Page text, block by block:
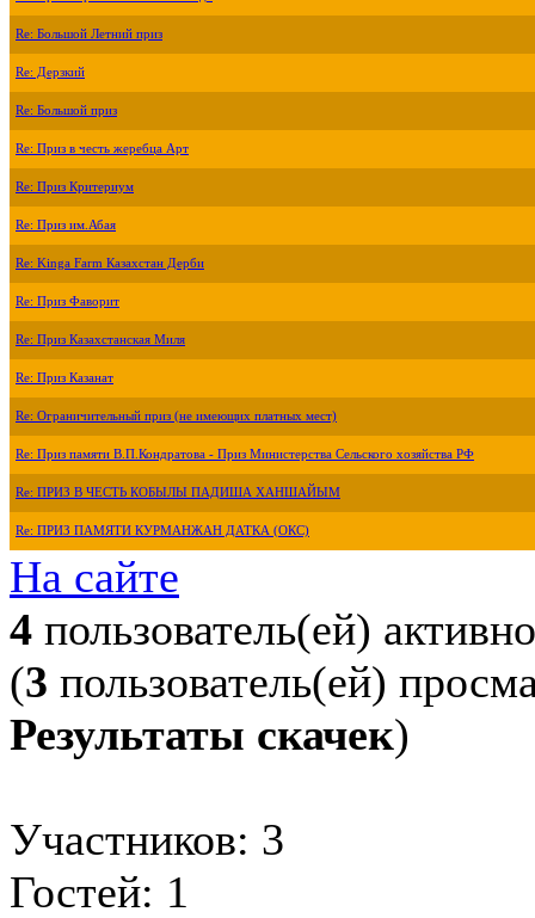
Re: Большой Летний приз
Re: Дерзкий
Re: Большой приз
Re: Приз в честь жеребца Арт
Re: Приз Критериум
Re: Приз им.Абая
Re: Kinga Farm Казахстан Дерби
Re: Приз Фаворит
Re: Приз Казахстанская Миля
Re: Приз Казанат
Re: Ограничительный приз (не имеющих платных мест)
Re: Приз памяти В.П.Кондратова - Приз Министерства Сельского хозяйства РФ
Re: ПРИЗ В ЧЕСТЬ КОБЫЛЫ ПАДИША ХАНШАЙЫМ
Re: ПРИЗ ПАМЯТИ КУРМАНЖАН ДАТКА (ОКС)
На сайте
4 пользователь(ей) активно
(3 пользователь(ей)
Результаты скачек)
Участников: 3
Гостей: 1